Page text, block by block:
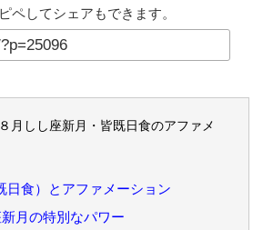
ペしてシェアもできます。
月しし座新月・皆既日食のアファメ
日食）とアファメーション
月の特別なパワー